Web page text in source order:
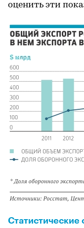
оценить эти
Статистические